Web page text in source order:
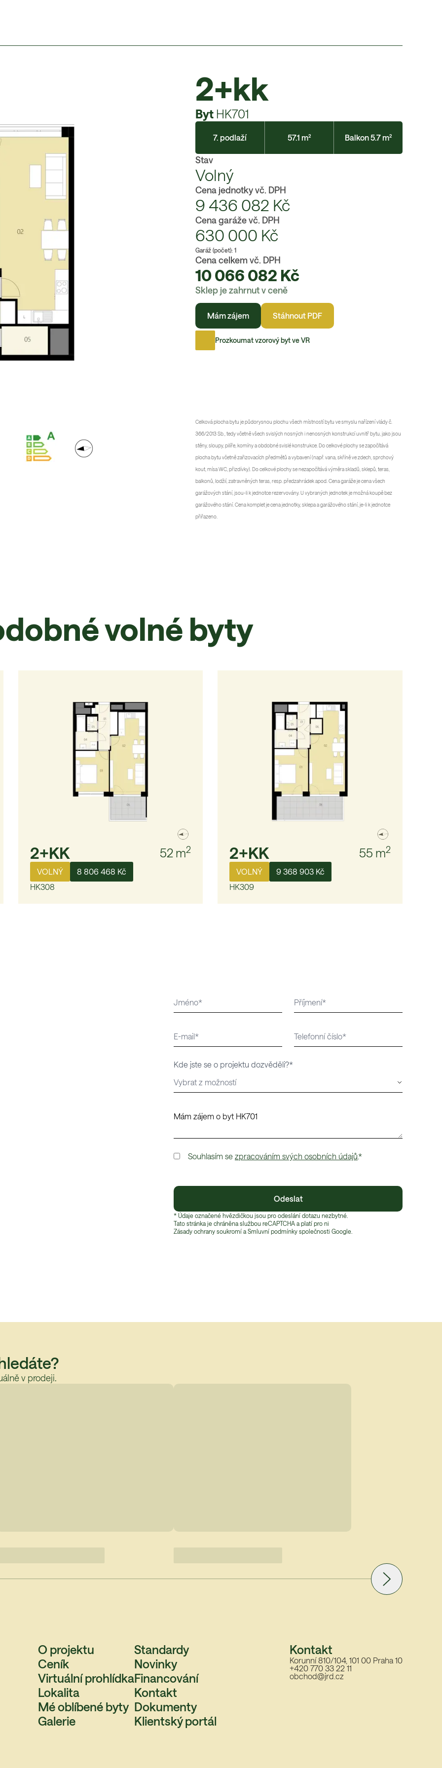
2+kk
Byt HK701
7. podlaží 57.1 m² Balkon 5.7 m²
Stav
Volný
Cena jednotky vč. DPH
9 436 082 Kč
Cena garáže vč. DPH
630 000 Kč
Garáž (počet): 1
Cena celkem vč. DPH
10 066 082 Kč
Sklep je zahrnut v ceně
Mám zájem Stáhnout PDF
Prozkoumat vzorový byt ve VR
Celková plocha bytu je půdorysnou plochu všech místností bytu ve smyslu nařízení vlády č.
366/2013 Sb., tedy včetně všech svislých nosných i nenosných konstrukcí uvnitř bytu, jako jsou
stěny, sloupy, pilíře, komíny a obdobné svislé konstrukce. Do celkové plochy se započítává
plocha bytu včetně zařizovacích předmětů a vybavení (např. vana, skříně ve zdech, sprchový
kout, mísa WC, přizdívky). Do celkové plochy se nezapočítává výměra skladů, sklepů, teras,
balkonů, lodžií, zatravněných teras, resp. předzahrádek apod. Cena garáže je cena všech
garážových stání, jsou-li k jednotce rezervovány. U vybraných jednotek je možná koupě bez
garážového stání. Cena komplet je cena jednotky, sklepa a garážového stání, je-li k jednotce
přiřazeno.
volné byty
2+KK 52 m2
VOLNÝ
8 806 468 Kč
HK308
2+KK 55 m2
VOLNÝ
9 368 903 Kč
HK309
Kde jste se o projektu dozvěděli?*
Souhlasím se zpracováním svých osobních údajů.*
Odeslat
* Údaje označené hvězdičkou jsou pro odeslání dotazu nezbytné.
Tato stránka je chráněna službou reCAPTCHA a platí pro ni
Zásady ochrany soukromí a Smluvní podmínky společnosti Google.
v prodeji.
O projektu
Ceník
Virtuální prohlídka
Lokalita
Mé oblíbené byty
Galerie
Standardy
Novinky
Financování
Kontakt
Dokumenty
Klientský portál
Kontakt
Korunní 810/104, 101 00 Praha 10
+420 770 33 22 11
obchod@jrd.cz